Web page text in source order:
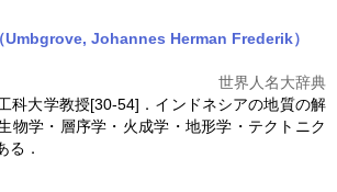
Umbgrove, Johannes Herman Frederik）
世界人名大辞典
科大学教授[30-54]．インドネシアの地質の解
物学 ・層序学・火成学・地形学・テクトニク
る．